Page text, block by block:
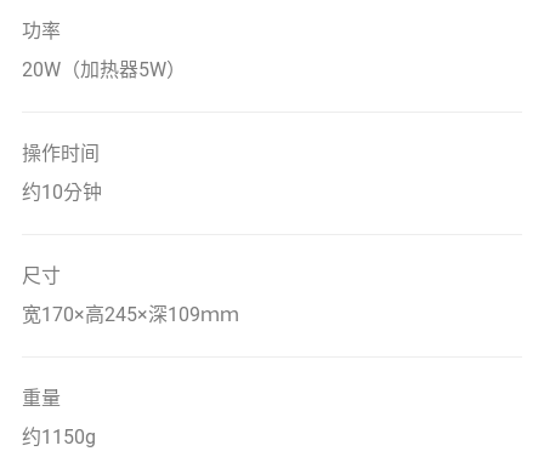
功率
20W（加热器5W）
操作时间
约10分钟
尺寸
宽170×高245×深109ｍｍ
重量
约1150g